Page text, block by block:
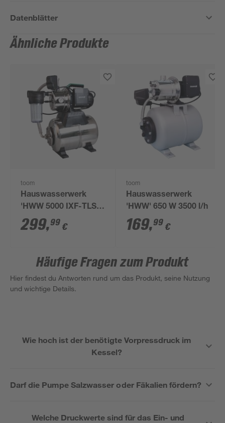
Datenblätter
Ähnliche Produkte
toom
Hauswasserwerk
'HWW 5000 IXF-TLS'
1200W 5000 l/h
299,99 €
toom
Hauswasserwerk
'HWW' 650 W 3500 l/h
169,99 €
Häufige Fragen zum Produkt
Hier findest du Antworten rund um das Produkt, seine Nutzung
und wichtige Details.
Wie hoch ist der benötigte Vorpressdruck im
Kessel?
Darf die Pumpe Salzwasser oder Fäkalien fördern?
Welche Druckwerte sind für das Ein- und